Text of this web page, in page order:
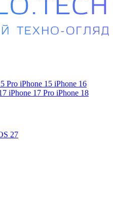
Pro iPhone 15 iPhone 16
iPhone 17 Pro iPhone 18
27